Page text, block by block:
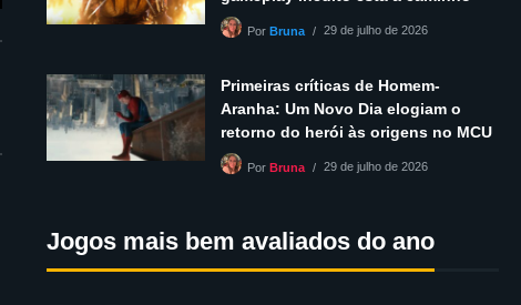
PorBruna 29 de julho de 2026
Primeiras críticas de Homem-
Aranha: Um Novo Dia elogiam o
retorno do herói às origens no MCU
PorBruna 29 de julho de 2026
Jogos mais bem avaliados do ano